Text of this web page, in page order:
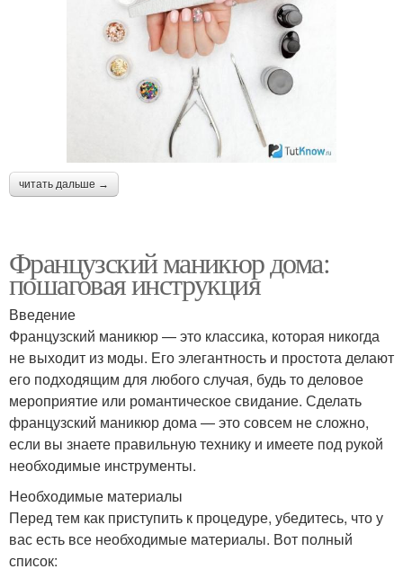
читать дальше →
Французский маникюр дома:
пошаговая инструкция
Введение
Французский маникюр — это классика, которая никогда
не выходит из моды. Его элегантность и простота делают
его подходящим для любого случая, будь то деловое
мероприятие или романтическое свидание. Сделать
французский маникюр дома — это совсем не сложно,
если вы знаете правильную технику и имеете под рукой
необходимые инструменты.
Необходимые материалы
Перед тем как приступить к процедуре, убедитесь, что у
вас есть все необходимые материалы. Вот полный
список: